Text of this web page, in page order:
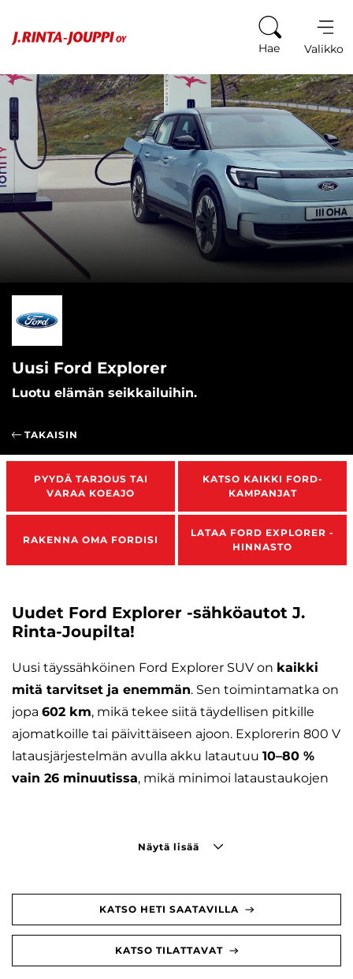
Hae Valikko
Uusi Ford Explorer
Luotu elämän seikkailuihin.
TAKAISIN
PYYDÄ TARJOUS TAI
VARAA KOEAJO
KATSO KAIKKI FORD-
KAMPANJAT
RAKENNA OMA FORDISI
LATAA FORD EXPLORER -
HINNASTO
Uudet Ford Explorer -sähköautot J.
Rinta-Joupilta!
Uusi täyssähköinen Ford Explorer SUV on kaikki
mitä tarvitset ja enemmän. Sen toimintamatka on
jopa 602 km, mikä tekee siitä täydellisen pitkille
ajomatkoille tai päivittäiseen ajoon. Explorerin 800 V
latausjärjestelmän avulla akku latautuu 10–80 %
vain 26 minuutissa, mikä minimoi lataustaukojen
Näytä lisää
KATSO HETI SAATAVILLA
KATSO TILATTAVAT